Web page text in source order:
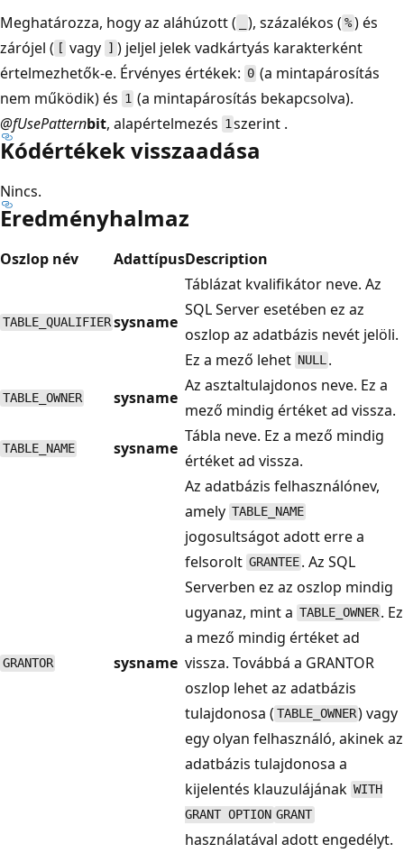
Meghatározza, hogy az aláhúzott ( ), százalékos (%) és
zárójel ( [ vagy ] ) jeljel jelek vadkártyás karakterként
értelmezhetők-e. Érvényes értékek: 0 (a mintapárosítás
nem működik) és 1 (a mintapárosítás bekapcsolva).
@fUsePatternbit, alapértelmezés 1szerint .
Kódértékek visszaadása
Nincs.
Eredményhalmaz
Oszlop név AdattípusDescription
TABLE_QUALIFIER sysname
Táblázat kvalifikátor neve. Az
SQL Server esetében ez az
oszlop az adatbázis nevét jelöli.
Ez a mező lehet NULL .
TABLE_OWNER sysname
Az asztaltulajdonos neve. Ez a
mező mindig értéket ad vissza.
TABLE_NAME sysname
Tábla neve. Ez a mező mindig
értéket ad vissza.
GRANTOR sysname
Az adatbázis felhasználónev,
amely TABLE_NAME
jogosultságot adott erre a
felsorolt GRANTEE . Az SQL
Serverben ez az oszlop mindig
ugyanaz, mint a TABLE_OWNER . Ez
a mező mindig értéket ad
vissza. Továbbá a GRANTOR
oszlop lehet az adatbázis
tulajdonosa ( TABLE_OWNER) vagy
egy olyan felhasználó, akinek az
adatbázis tulajdonosa a
kijelentés klauzulájának WITH
GRANT OPTION GRANT
használatával adott engedélyt.